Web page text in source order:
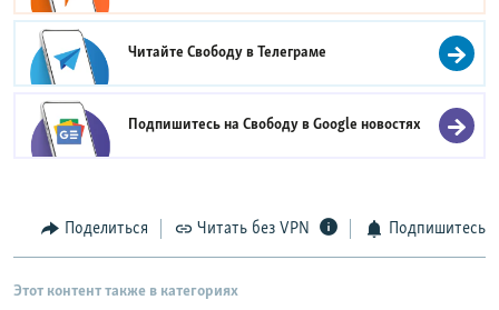
Читайте Свободу вТелеграме
Подпишитесь на Свободу вGoogle новостях
Поделиться Читать без VPN Подпишитесь
Этот контент также в категориях